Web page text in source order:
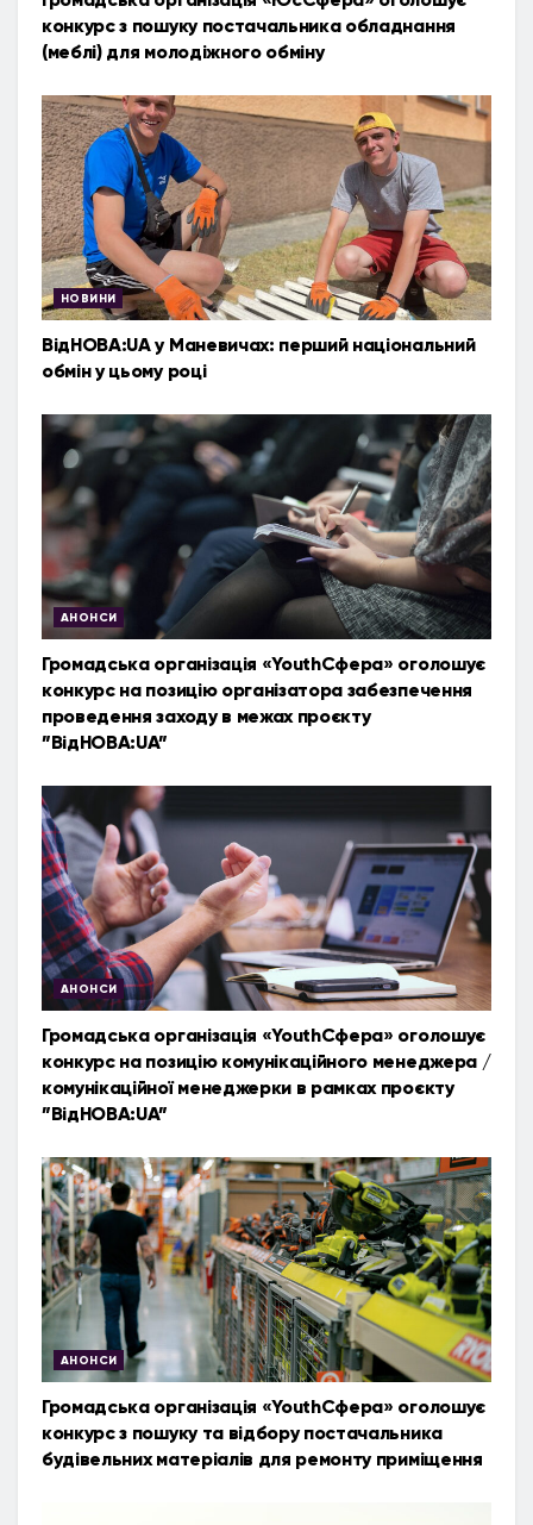
конкурс з пошуку постачальника обладнання
(меблі) для молодіжного обміну
НОВИНИ
ВідНОВА:UA у Маневичах: перший національний
обмін у цьому році
АНОНСИ
Громадська організація «YouthСфера» оголошує
конкурс на позицію організатора забезпечення
проведення заходу в межах проєкту
”ВідНОВА:UA”
АНОНСИ
Громадська організація «YouthСфера» оголошує
конкурс на позицію комунікаційного менеджера /
комунікаційної менеджерки в рамках проєкту
”ВідНОВА:UA”
АНОНСИ
Громадська організація «YouthСфера» оголошує
конкурс з пошуку та відбору постачальника
будівельних матеріалів для ремонту приміщення